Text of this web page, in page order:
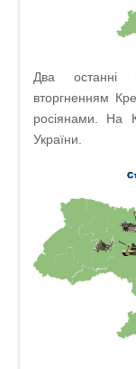
Два останні
вторгненням
росіянами. На
України.